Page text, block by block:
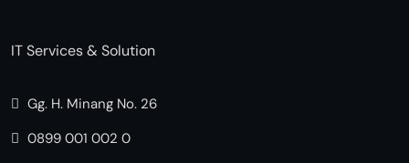
IT Services & Solution
Gg. H. Minang No. 26
0899 001 002 0